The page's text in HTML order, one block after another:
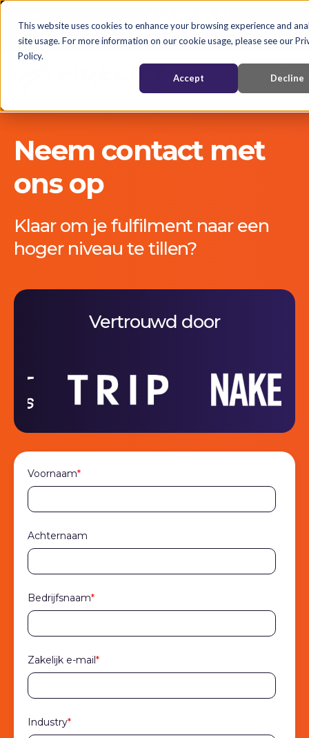
This website uses cookies to enhance your browsing experience and
site usage. For more information on our cookie usage, please see our
Policy.
Accept Decline
English
Nederlands
Neem contact met
ons op
Klaar om je fulfilment naar een
hoger niveau te tillen?
Vertrouwd door
Voornaam*
Achternaam
Bedrijfsnaam*
Zakelijk e-mail*
Industry*